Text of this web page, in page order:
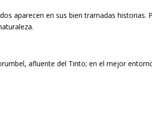
aparecen en sus bien tramadas historias.
afluente del Tinto; en el mejor